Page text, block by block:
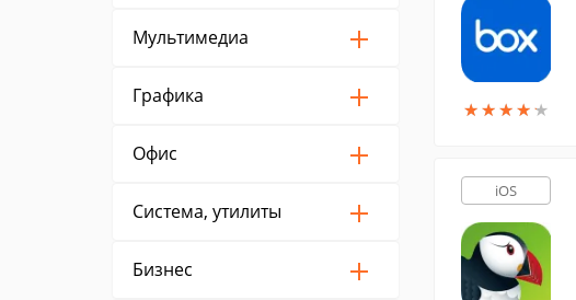
Мультимедиа
Графика
Офис
Система, утилиты
Бизнес
★★★★★
★★★★★
iOS